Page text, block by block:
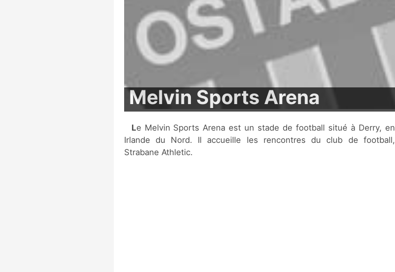
Melvin Sports Arena
Le Melvin Sports Arena est un stade de football situé à Derry, en
Irlande du Nord. Il accueille les rencontres du club de football,
Strabane Athletic.